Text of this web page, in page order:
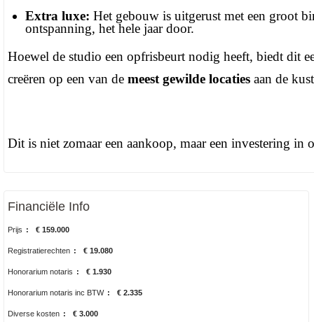
Extra luxe: Het gebouw is uitgerust met een groot
ontspanning, het hele jaar door.
Hoewel de studio een opfrisbeurt nodig heeft, biedt dit
creëren op een van de meest gewilde locaties aan de
Dit is niet zomaar een aankoop, maar een investering in
Financiële Info
Prijs : € 159.000
Registratierechten : € 19.080
Honorarium notaris : € 1.930
Honorarium notaris inc BTW : € 2.335
Diverse kosten : € 3.000